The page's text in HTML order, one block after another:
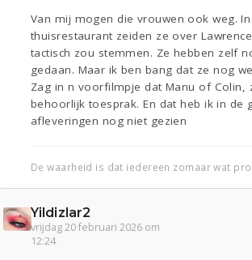
Van mij mogen die vrouwen ook weg.
thuisrestaurant zeiden ze over
tactisch zou stemmen. Ze hebben zelf
gedaan. Maar ik ben bang dat ze nog
Zag in n voorfilmpje dat Manu of Colin,
behoorlijk toesprak. En dat heb ik in de
afleveringen nog niet gezien
De waarheid is dat iedereen zomaar wat
Yildizlar2
vrijdag 20 februari 2026 om
12:24